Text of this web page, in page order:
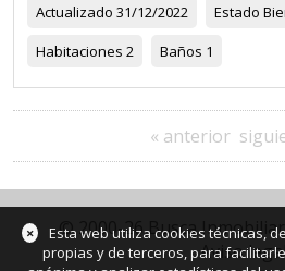
Actualizado 31/12/2022 Estado
Habitaciones 2 Baños 1
« anterior
© 2000-26 Busca
Aviso legal
×
Esta web utiliza cookies técnicas,
propias y de terceros, para